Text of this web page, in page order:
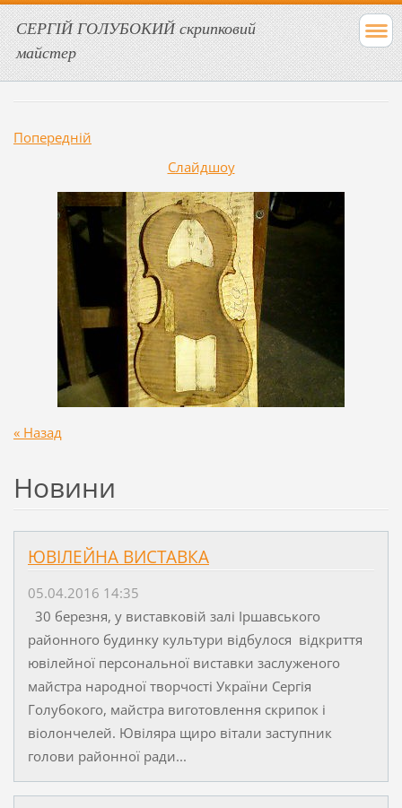
СЕРГІЙ ГОЛУБОКИЙ скрипковий
майстер
Попередній
Слайдшоу
« Назад
Новини
ЮВІЛЕЙНА ВИСТАВКА
05.04.2016 14:35
30 березня, у виставковій залі Іршавського
районного будинку культури відбулося відкриття
ювілейної персональної виставки заслуженого
майстра народної творчості України Сергія
Голубокого, майстра виготовлення скрипок і
віолончелей. Ювіляра щиро вітали заступник
голови районної ради...